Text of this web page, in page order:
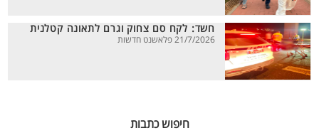
חשד: לקח סם צחוק וגרם לתאונה קטלנית
21/7/2026 פלאשנט חדשות
חיפוש כתבות